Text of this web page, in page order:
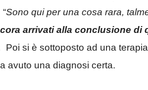
Sono qui per una cosa rara,
arrivati alla conclusione di
Poi si è sottoposto ad una
avuto una diagnosi certa.